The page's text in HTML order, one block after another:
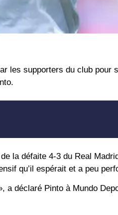
les supporters du club pour
la défaite 4-3 du Real
qu’il espérait et a peu
a déclaré Pinto à Mundo